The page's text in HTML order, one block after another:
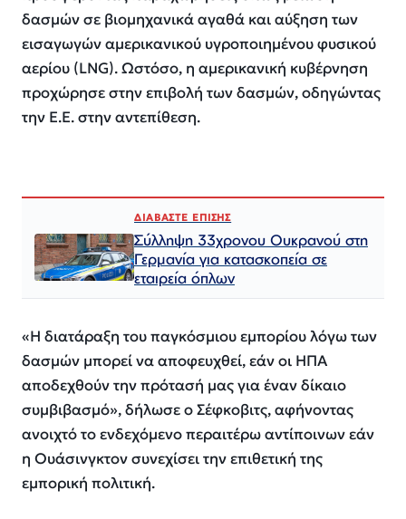
δασμών σε βιομηχανικά αγαθά και αύξηση των
εισαγωγών αμερικανικού υγροποιημένου φυσικού
αερίου (LNG). Ωστόσο, η αμερικανική κυβέρνηση
προχώρησε στην επιβολή των δασμών, οδηγώντας
την Ε.Ε. στην αντεπίθεση.
ΔΙΑΒΑΣΤΕ ΕΠΙΣΗΣ
Σύλληψη 33χρονου Ουκρανού στη
Γερμανία για κατασκοπεία σε
εταιρεία όπλων
«Η διατάραξη του παγκόσμιου εμπορίου λόγω των
δασμών μπορεί να αποφευχθεί, εάν οι ΗΠΑ
αποδεχθούν την πρότασή μας για έναν δίκαιο
συμβιβασμό», δήλωσε ο Σέφκοβιτς, αφήνοντας
ανοιχτό το ενδεχόμενο περαιτέρω αντίποινων εάν
η Ουάσινγκτον συνεχίσει την επιθετική της
εμπορική πολιτική.